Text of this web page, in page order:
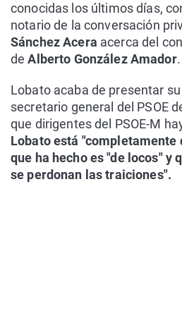
conocidas los últimos días,
notario de la conversación
Sánchez Acera acerca del
deAlberto González Amador.
Lobato acaba de presentar
secretario general del PSOE
que dirigentes del PSOE-M
Lobato está "completamente
que ha hecho es "de locos" y
se perdonan las traiciones".